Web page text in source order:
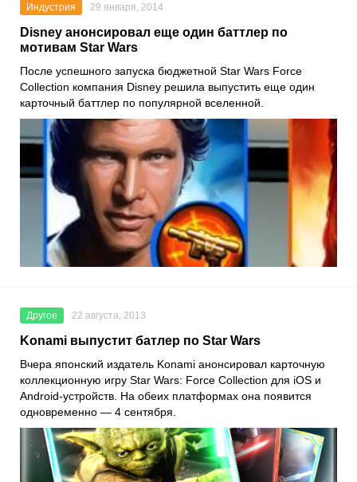
Индустрия 29 января, 2014
Disney анонсировал еще один баттлер по
мотивам Star Wars
После успешного запуска бюджетной Star Wars Force
Collection компания Disney решила выпустить еще один
карточный баттлер по популярной вселенной.
Другое 22 августа, 2013
Konami выпустит батлер по Star Wars
Вчера японский издатель Konami анонсировал карточную
коллекционную игру Star Wars: Force Collection для iOS и
Android-устройств. На обеих платформах она появится
одновременно — 4 сентября.